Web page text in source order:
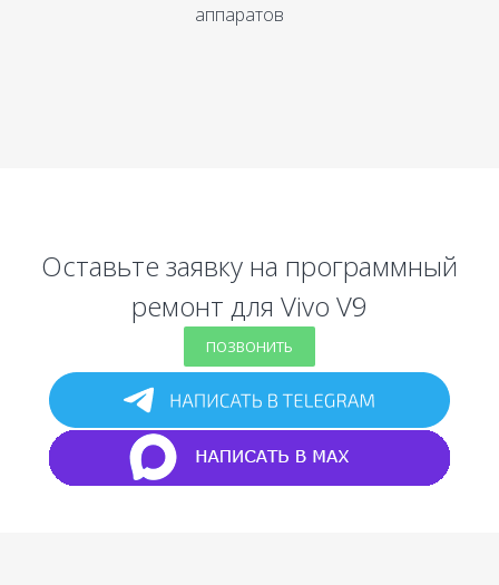
аппаратов
Оставьте заявку на программный
ремонт для Vivo V9
ПОЗВОНИТЬ